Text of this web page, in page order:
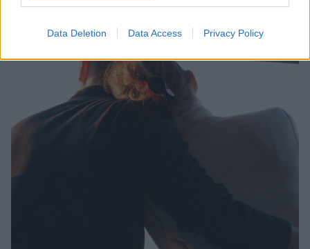
Data Deletion Data Access Privacy Policy
Sharing.